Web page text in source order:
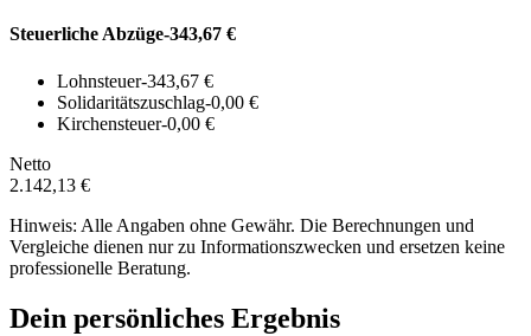
Steuerliche Abzüge-343,67 €
Lohnsteuer-343,67 €
Solidaritätszuschlag-0,00 €
Kirchensteuer-0,00 €
Netto
2.142,13 €
Hinweis: Alle Angaben ohne Gewähr. Die Berechnungen und
Vergleiche dienen nur zu Informationszwecken und ersetzen keine
professionelle Beratung.
Dein persönliches Ergebnis